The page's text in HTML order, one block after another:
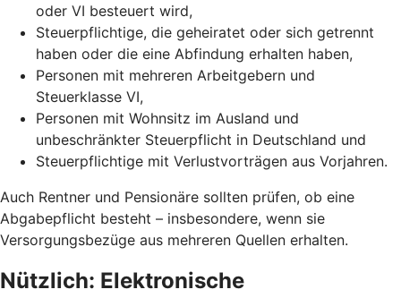
oder VI besteuert wird,
Steuerpflichtige, die geheiratet oder sich getrennt
haben oder die eine Abfindung erhalten haben,
Personen mit mehreren Arbeitgebern und
Steuerklasse VI,
Personen mit Wohnsitz im Ausland und
unbeschränkter Steuerpflicht in Deutschland und
Steuerpflichtige mit Verlustvorträgen aus Vorjahren.
Auch Rentner und Pensionäre sollten prüfen, ob eine
Abgabepflicht besteht – insbesondere, wenn sie
Versorgungsbezüge aus mehreren Quellen erhalten.
Nützlich: Elektronische